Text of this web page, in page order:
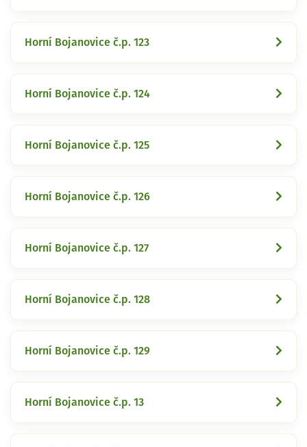
Horní Bojanovice č.p. 123
Horní Bojanovice č.p. 124
Horní Bojanovice č.p. 125
Horní Bojanovice č.p. 126
Horní Bojanovice č.p. 127
Horní Bojanovice č.p. 128
Horní Bojanovice č.p. 129
Horní Bojanovice č.p. 13